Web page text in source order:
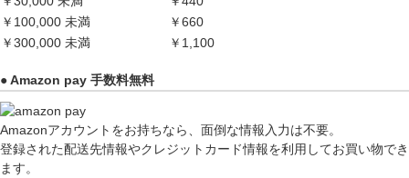
￥100,000 未満
￥660
￥300,000 未満
￥1,100
● Amazon pay 手数料無料
Amazonアカウントをお持ちなら、面倒な情報入力は不要。
登録された配送先情報やクレジットカード情報を利用してお買い物でき
ます。